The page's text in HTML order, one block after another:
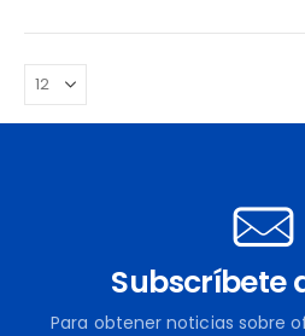
Subscríbete
Para obtener noticias sobre